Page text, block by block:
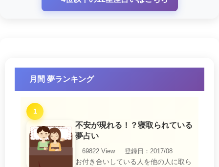
月間 夢ランキング
1
不安が現れる！？寝取られている
夢占い
69822 View
登録日：2017/08
お付き合いしている人を他の人に取ら